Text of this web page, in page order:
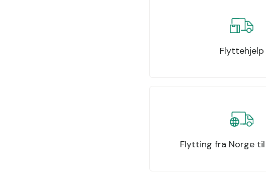
Flyttehjelp
Flytting fra Norge